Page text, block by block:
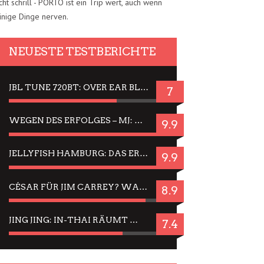
schrill - PORTO ist ein Trip wert, auch wenn
Dinge nerven.
NEUESTE TESTBERICHTE
JBL TUNE 720BT: OVER EAR BLUETOOTH KOPFHÖRER UM DIE 50,-€ IM DAUER-TEST 7
WEGEN DES ERFOLGES – MJ: MICHAEL JACKSON MUSICAL IN EINER MATINEE SEHEN 9.9
JELLYFISH HAMBURG: DAS ERFOLGREICHE SOMMER-MENÜ 2025 IN GEFÜHLEN UND BILDERN 9.9
CÉSAR FÜR JIM CARREY? WARUM DAS EINER DER NERVIGSTEN ACTORS IST UND BLEIBT 8.9
JING JING: IN-THAI RÄUMT WIEDER TITEL AB – EIN ZWEI-STUNDEN-ERLEBNISBERICHT 7.4